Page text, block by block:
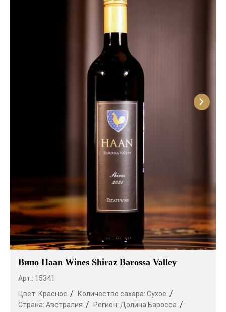
стиле Бароссы. В этом регионе лозы не
с чем ягоды приобретают удивительную
концентрацию и мощный аромат. Вина из Каберне
Совиньон до конца 20 века производились
главным образом в регионе Кунаварра. Благодаря
уникальным красным почвам terra rossa, напитки
из этого сорта приобретают легко узнаваемый
стиль с ярко выраженными мятными нотками в
аромате. Сейчас высококачественные вина из
данного сорта изготавливаются также в регионах
Западной Австралии, а ассамбляж из лоз Каберне
Совиньон и Шираз уже давно стал классикой и
носит название «австралийский ассамбляж».
Мерло (традиционный сорт Бордо) прибыл в
Австралию из США, но местные виноделы
стремятся приблизиться к бордоскому стилю,
который характеризуется сдержанностью,
мягкими танинами и средним телом. Этого
удается добиться, добавляя в ассамбляж Каберне
Совиньон. Мерло выращивают в регионах Баросса,
Кунаварра, Аделаидские Холмы и др. Пино Нуар
произрастает в регионах Южной Австралии и на
острове Тасмания. Здешний прохладный климат
не подходит для других сортов, но для Пино Нуар
он особенно благоприятен.
Вино Haan Wines Shiraz Barossa Valley
Арт.: 15341
Цвет: Красное Количество сахара: Сухое
Страна: Австралия Регион: Долина Баросса